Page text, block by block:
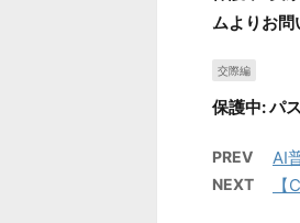
ムよりお問
交際編
保護中: パ
PREV AI
NEXT